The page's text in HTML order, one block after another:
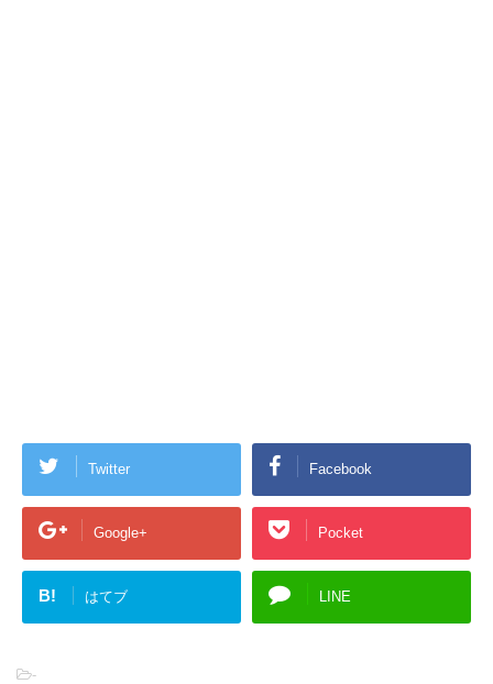
Twitter Facebook
Google+ Pocket
B! はてブ LINE
-